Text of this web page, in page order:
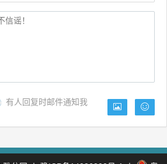
有人回复时邮件通知我